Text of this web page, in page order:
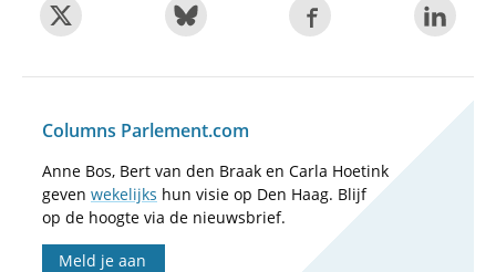
Columns Parlement.com
Anne Bos, Bert van den Braak en Carla Hoetink
geven wekelijks hun visie op Den Haag. Blijf
op de hoogte via de nieuwsbrief.
Meld je aan